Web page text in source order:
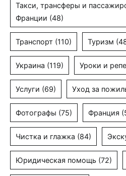
Такси, трансферы и
Франции (48)
Транспорт (110) Туризм
Украина (119) Уроки и
Услуги (69) Уход за
Фотографы (75) Франция
Чистка и глажка (84)
Юридическая помощь (72)